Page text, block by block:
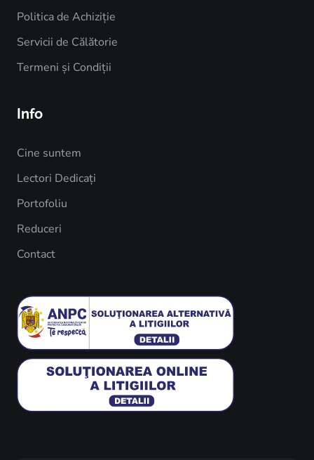
Politica de Achiziție
Servicii de Călătorie
Termeni și Condiții
Info
Cine suntem
Lectori Dedicați
Portofoliu
Reduceri
Contact